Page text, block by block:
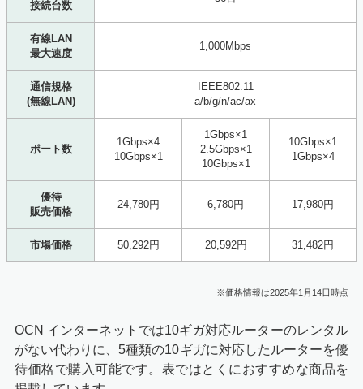
接続台数
有線LAN
最大速度
1,000Mbps
通信規格
(無線LAN)
IEEE802.11
a/b/g/n/ac/ax
ポート数
1Gbps×4
10Gbps×1
1Gbps×1
2.5Gbps×1
10Gbps×1
10Gbps×1
1Gbps×4
優待
販売価格
24,780円 6,780円 17,980円
市場価格 50,292円 20,592円 31,482円
※価格情報は2025年1月14日時点
OCN インターネットでは10ギガ対応ルーターのレンタル
がない代わりに、5種類の10ギガに対応したルーターを優
待価格で購入可能です。表ではとくにおすすめな商品を